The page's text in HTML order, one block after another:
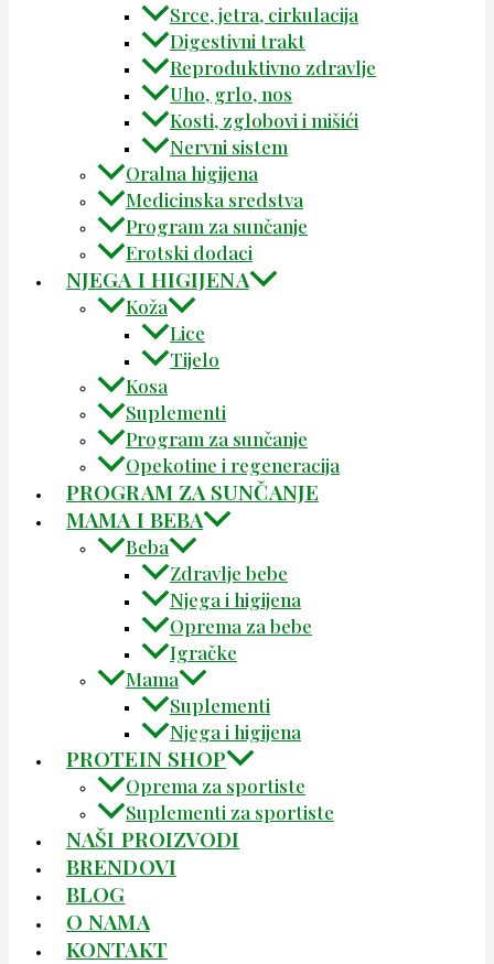
Srce, jetra, cirkulacija
Digestivni trakt
Reproduktivno zdravlje
Uho, grlo, nos
Kosti, zglobovi i mišići
Nervni sistem
Oralna higijena
Medicinska sredstva
Program za sunčanje
Erotski dodaci
NJEGA I HIGIJENA
Koža
Lice
Tijelo
Kosa
Suplementi
Program za sunčanje
Opekotine i regeneracija
PROGRAM ZA SUNČANJE
MAMA I BEBA
Beba
Zdravlje bebe
Njega i higijena
Oprema za bebe
Igračke
Mama
Suplementi
Njega i higijena
PROTEIN SHOP
Oprema za sportiste
Suplementi za sportiste
NAŠI PROIZVODI
BRENDOVI
BLOG
O NAMA
KONTAKT